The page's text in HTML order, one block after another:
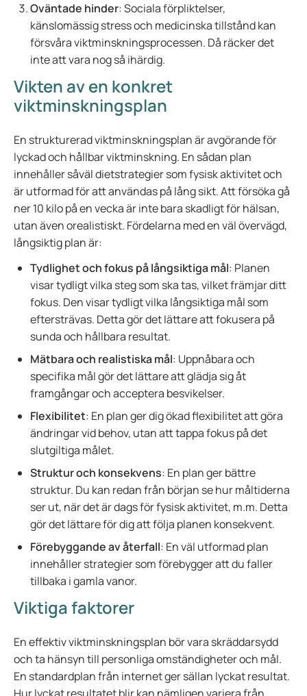
Oväntade hinder: Sociala förpliktelser,
känslomässig stress och medicinska tillstånd kan
försvåra viktminskningsprocessen. Då räcker det
inte att vara nog så ihärdig.
Vikten av en konkret
viktminskningsplan
En strukturerad viktminskningsplan är avgörande för
lyckad och hållbar viktminskning. En sådan plan
innehåller såväl dietstrategier som fysisk aktivitet och
är utformad för att användas på lång sikt. Att försöka gå
ner 10 kilo på en vecka är inte bara skadligt för hälsan,
utan även orealistiskt. Fördelarna med en väl övervägd,
långsiktig plan är:
Tydlighet och fokus på långsiktiga mål: Planen
visar tydligt vilka steg som ska tas, vilket främjar ditt
fokus. Den visar tydligt vilka långsiktiga mål som
eftersträvas. Detta gör det lättare att fokusera på
sunda och hållbara resultat.
Mätbara och realistiska mål: Uppnåbara och
specifika mål gör det lättare att glädja sig åt
framgångar och acceptera besvikelser.
Flexibilitet: En plan ger dig ökad flexibilitet att göra
ändringar vid behov, utan att tappa fokus på det
slutgiltiga målet.
Struktur och konsekvens: En plan ger bättre
struktur. Du kan redan från början se hur måltiderna
ser ut, när det är dags för fysisk aktivitet, m.m. Detta
gör det lättare för dig att följa planen konsekvent.
Förebyggande av återfall: En väl utformad plan
innehåller strategier som förebygger att du faller
tillbaka i gamla vanor.
Viktiga faktorer
En effektiv viktminskningsplan bör vara skräddarsydd
och ta hänsyn till personliga omständigheter och mål.
En standardplan från internet ger sällan lyckat resultat.